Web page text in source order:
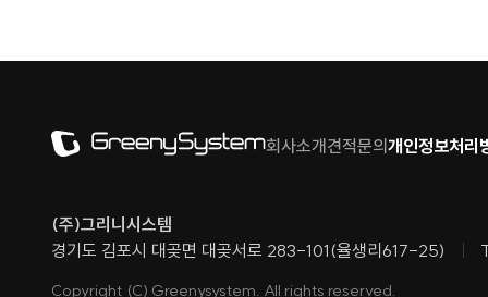
회사소개견적문의개인정보처리
(주)그리니시스템
경기도 김포시 대곶면 대곶서로 283-101(율생리617-25)
Copyright (C) Greenysystem. All rights reserved.